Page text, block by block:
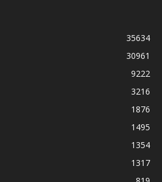
35634
30961
9222
3216
1876
1495
1354
1317